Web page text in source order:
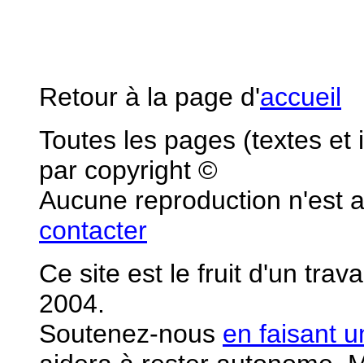
Retour à la page d'accueil
Toutes les pages (textes
par copyright ©
Aucune reproduction n'est
contacter
Ce site est le fruit d'un
2004.
Soutenez-nous en faisant